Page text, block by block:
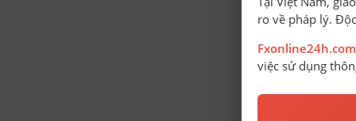
ro về pháp lý.
Fxonline24h.com
việc sử dụng